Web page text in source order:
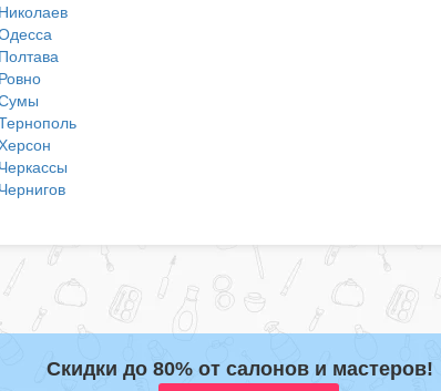
Скидки до 80% от салонов и мастеров!